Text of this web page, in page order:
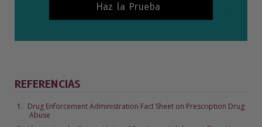
Haz la Prueba
REFERENCIAS
Drug Enforcement Administration Fact Sheet on Prescription Drug
Abuse